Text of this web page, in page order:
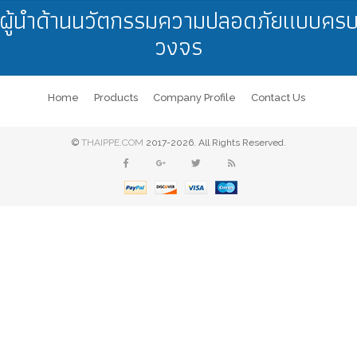
นำด้านนวัตกรรมความปลอดภัยแบบคร
วงจร
Home Products Company Profile Contact Us
© THAIPPE.COM 2017-2026. All Rights Reserved.